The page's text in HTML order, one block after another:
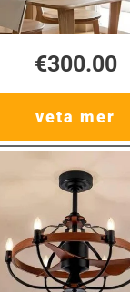
€300.00
veta mer